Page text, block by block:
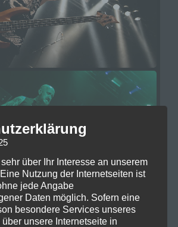
über Ihr Interesse an unserem
Nutzung der Internetseiten ist
jede Angabe
Daten möglich. Sofern eine
besondere Services unseres
unsere Internetseite in